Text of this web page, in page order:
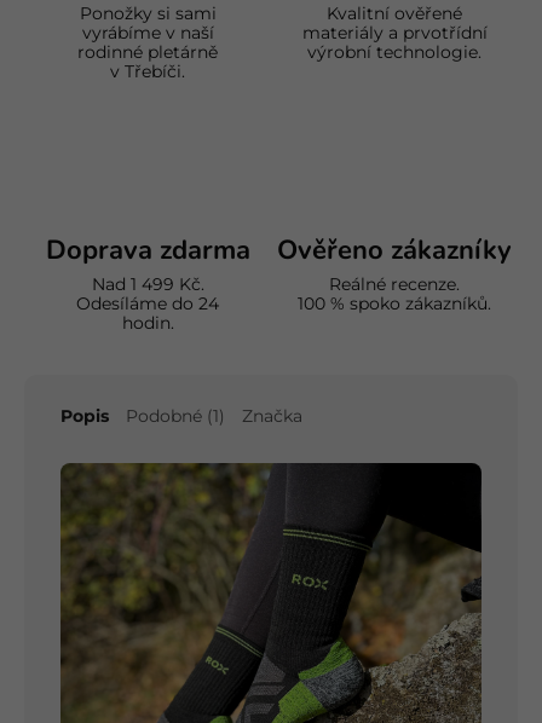
Ponožky si sami
vyrábíme v naší
rodinné pletárně
v Třebíči.
Kvalitní ověřené
materiály a prvotřídní
výrobní technologie.
Doprava zdarma
Nad 1 499 Kč.
Odesíláme do 24
hodin.
Ověřeno zákazníky
Reálné recenze.
100 % spoko zákazníků.
Popis Podobné (1) Značka